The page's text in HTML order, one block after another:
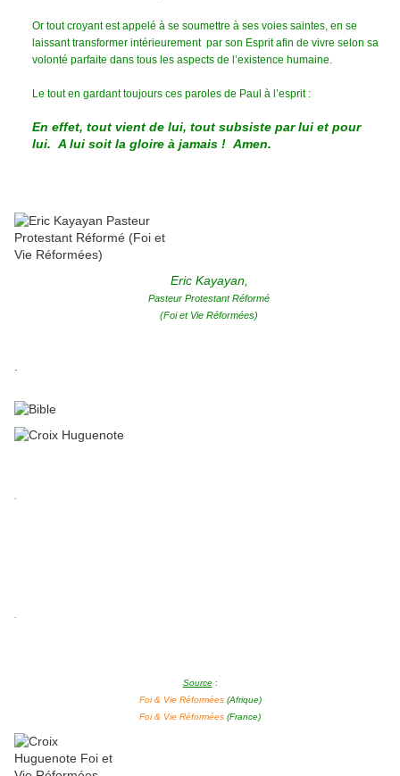
Or tout croyant est appelé à se soumettre à ses voies saintes, en se
laissant transformer intérieurement par son Esprit afin de vivre selon sa
volonté parfaite dans tous les aspects de l’existence humaine.
Le tout en gardant toujours ces paroles de Paul à l’esprit :
En effet, tout vient de lui, tout subsiste par lui et pour
lui. A lui soit la gloire à jamais ! Amen.
Eric Kayayan,
Pasteur Protestant Réformé
(Foi et Vie Réformées)
.
.
Source:
Foi & Vie Réformées (Afrique)
Foi & Vie Réformées (France)